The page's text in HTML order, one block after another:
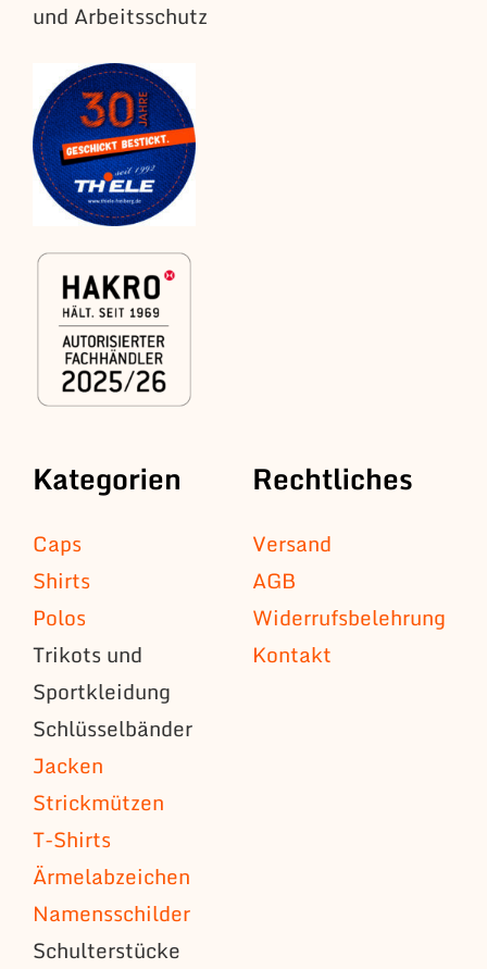
und Arbeitsschutz
Kategorien
Caps
Shirts
Polos
Trikots und
Sportkleidung
Schlüsselbänder
Jacken
Strickmützen
T-Shirts
Ärmelabzeichen
Namensschilder
Schulterstücke
Rechtliches
Versand
AGB
Widerrufsbelehrung
Kontakt